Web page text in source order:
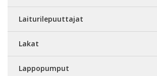
Laiturilepuuttajat
Lakat
Lappopumput